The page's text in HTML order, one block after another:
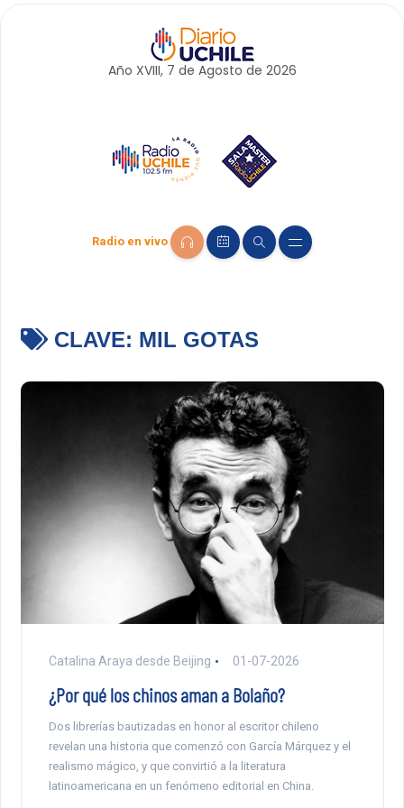
Año XVIII, 7 de Agosto de 2026
Radio en vivo
CLAVE: MIL GOTAS
Catalina Araya desde Beijing 01-07-2026
¿Por qué los chinos aman a Bolaño?
Dos librerías bautizadas en honor al escritor chileno
revelan una historia que comenzó con García Márquez y el
realismo mágico, y que convirtió a la literatura
latinoamericana en un fenómeno editorial en China.